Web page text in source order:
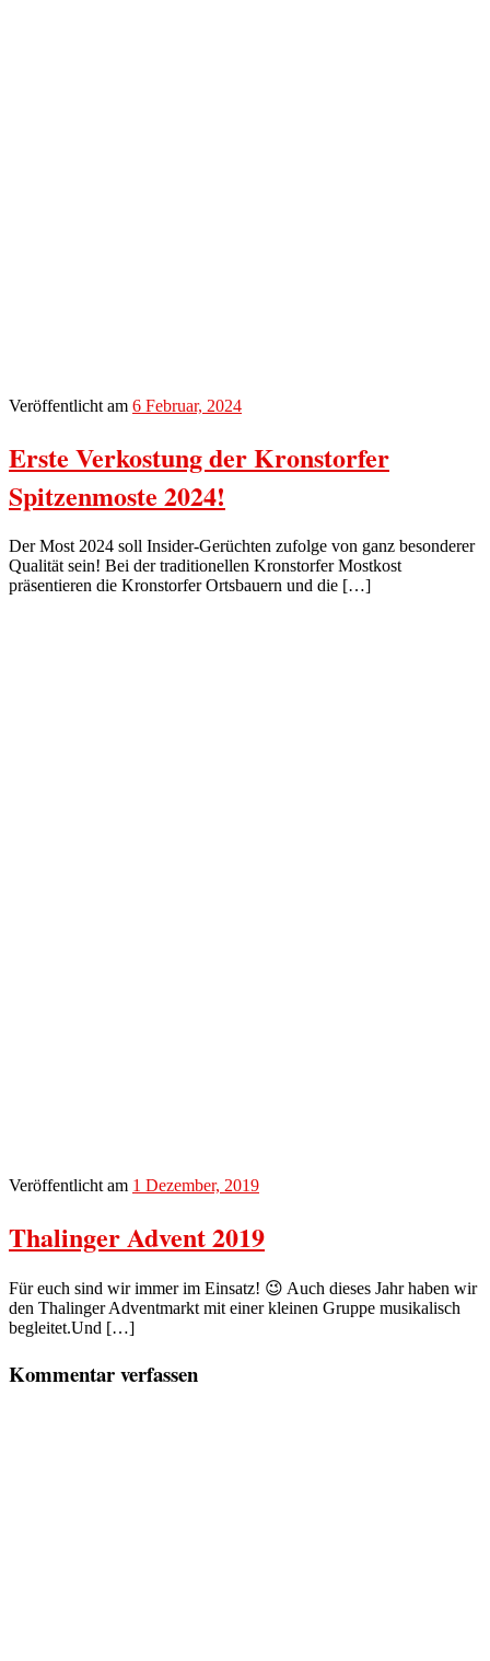
Veröffentlicht am 6 Februar, 2024
Erste Verkostung der Kronstorfer
Spitzenmoste 2024!
Der Most 2024 soll Insider-Gerüchten zufolge von ganz besonderer
Qualität sein! Bei der traditionellen Kronstorfer Mostkost
präsentieren die Kronstorfer Ortsbauern und die […]
Veröffentlicht am 1 Dezember, 2019
Thalinger Advent 2019
Für euch sind wir immer im Einsatz! 😉 Auch dieses Jahr haben wir
den Thalinger Adventmarkt mit einer kleinen Gruppe musikalisch
begleitet.Und […]
Kommentar verfassen